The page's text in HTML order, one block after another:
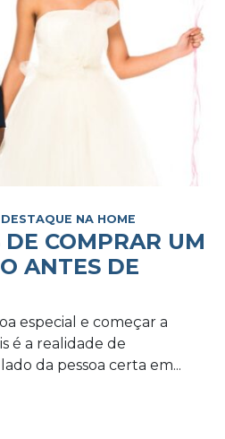
DESTAQUE NA HOME
COMPRAR UM
ANTES DE
especial e começar a
é a realidade de
da pessoa certa em...